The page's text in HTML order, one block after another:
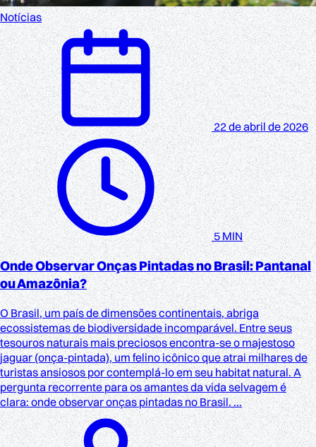
Notícias
22 de abril de 2026
5 MIN
Onde Observar Onças Pintadas no Brasil: Pantanal
ou Amazônia?
O Brasil, um país de dimensões continentais, abriga
ecossistemas de biodiversidade incomparável. Entre seus
tesouros naturais mais preciosos encontra-se o majestoso
jaguar (onça-pintada), um felino icônico que atrai milhares de
turistas ansiosos por contemplá-lo em seu habitat natural. A
pergunta recorrente para os amantes da vida selvagem é
clara: onde observar onças pintadas no Brasil. ...